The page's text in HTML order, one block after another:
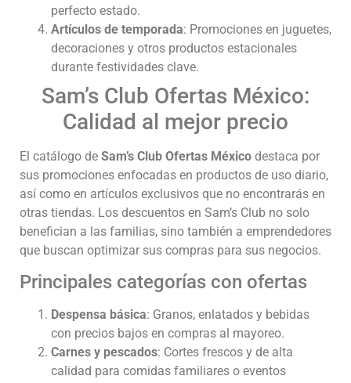
perfecto estado.
Artículos de temporada: Promociones en juguetes,
decoraciones y otros productos estacionales
durante festividades clave.
Sam’s Club Ofertas México:
Calidad al mejor precio
El catálogo de Sam’s Club Ofertas México destaca por
sus promociones enfocadas en productos de uso diario,
así como en artículos exclusivos que no encontrarás en
otras tiendas. Los descuentos en Sam’s Club no solo
benefician a las familias, sino también a emprendedores
que buscan optimizar sus compras para sus negocios.
Principales categorías con ofertas
Despensa básica: Granos, enlatados y bebidas
con precios bajos en compras al mayoreo.
Carnes y pescados: Cortes frescos y de alta
calidad para comidas familiares o eventos